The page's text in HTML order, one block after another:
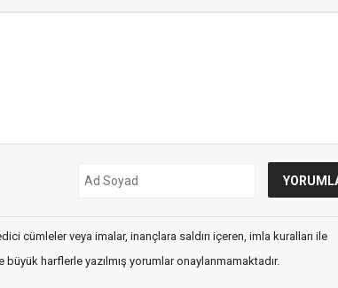
cümleler veya imalar, inançlara saldırı içeren, imla kuralları ile
büyük harflerle yazılmış yorumlar onaylanmamaktadır.